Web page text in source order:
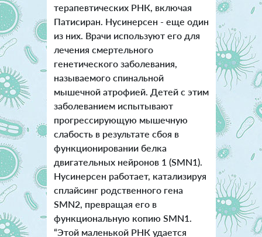
терапевтических РНК, включая
Патисиран. Нусинерсен - еще один
из них. Врачи используют его для
лечения смертельного
генетического заболевания,
называемого спинальной
мышечной атрофией. Детей с этим
заболеванием испытывают
прогрессирующую мышечную
слабость в результате сбоя в
функционировании белка
двигательных нейронов 1 (SMN1).
Нусинерсен работает, катализируя
сплайсинг родственного гена
SMN2, превращая его в
функциональную копию SMN1.
“Этой маленькой РНК удается